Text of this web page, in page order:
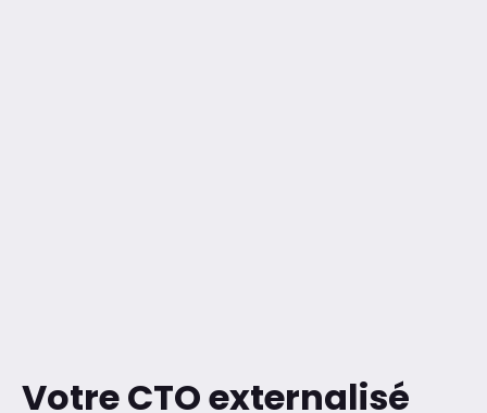
Votre CTO externalisé